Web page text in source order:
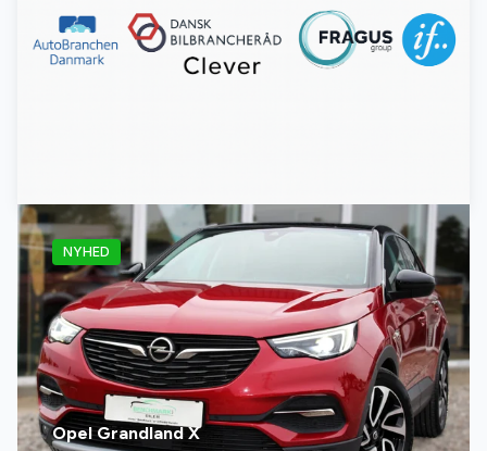
NYHED
Opel Grandland X